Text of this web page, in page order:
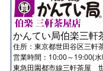
かんてい局伯楽三軒
住所： 東京都世田谷区三軒
営業時間：10:00～19:00(
東急田園都市線三軒茶屋